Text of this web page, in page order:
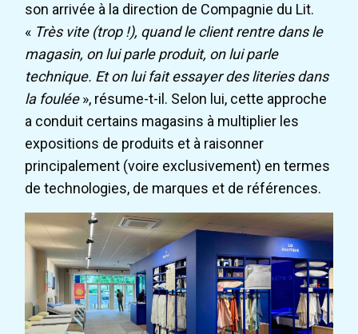
son arrivée à la direction de Compagnie du Lit.
« Très vite (trop !), quand le client rentre dans le
magasin, on lui parle produit, on lui parle
technique. Et on lui fait essayer des literies dans
la foulée», résume-t-il. Selon lui, cette approche
a conduit certains magasins à multiplier les
expositions de produits et à raisonner
principalement (voire exclusivement) en termes
de technologies, de marques et de références.